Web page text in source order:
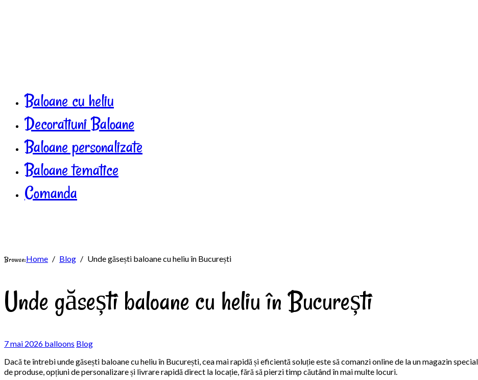
Baloane cu heliu
Decoratiuni Baloane
Baloane personalizate
Baloane tematice
Comanda
Browse:Home Blog Unde găsești baloane cu heliu în București
Unde găsești baloane cu heliu în București
7 mai 2026 balloons Blog
Dacă te întrebi unde găsești baloane cu heliu în București, cea mai rapidă și eficientă soluție este să comanzi online de la un magazin
de produse, opțiuni de personalizare și livrare rapidă direct la locație, fără să pierzi timp căutând în mai multe locuri.